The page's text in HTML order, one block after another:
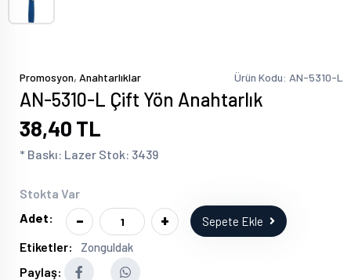
Promosyon, Anahtarlıklar Ürün Kodu: AN-5310-L
AN-5310-L Çift Yön Anahtarlık
38,40 TL
* Baskı: Lazer Stok: 3439
Stokta Var
Adet:
- + Sepete Ekle
Etiketler: Zonguldak
Paylaş: